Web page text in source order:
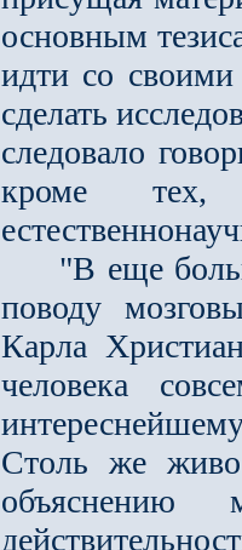
основным
идти со своими
сделать
следовало
кроме тех,
"В еще
поводу
Карла
человека
Столь же
объяснению